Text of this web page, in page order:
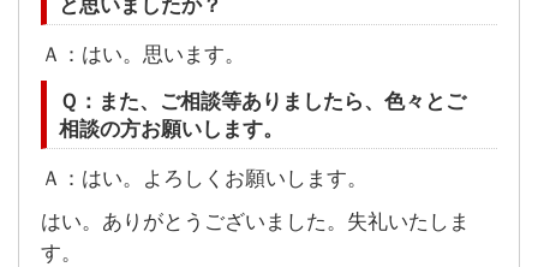
Ａ：はい。思います。
Ｑ：また、ご相談等ありましたら、色々とご
相談の方お願いします。
Ａ：はい。よろしくお願いします。
はい。ありがとうございました。失礼いたしま
す。